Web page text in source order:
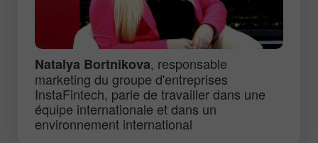
Natalya Bortnikova, responsable
marketing du groupe d'entreprises
InstaFintech, parle de travailler dans une
équipe internationale et dans un
environnement international